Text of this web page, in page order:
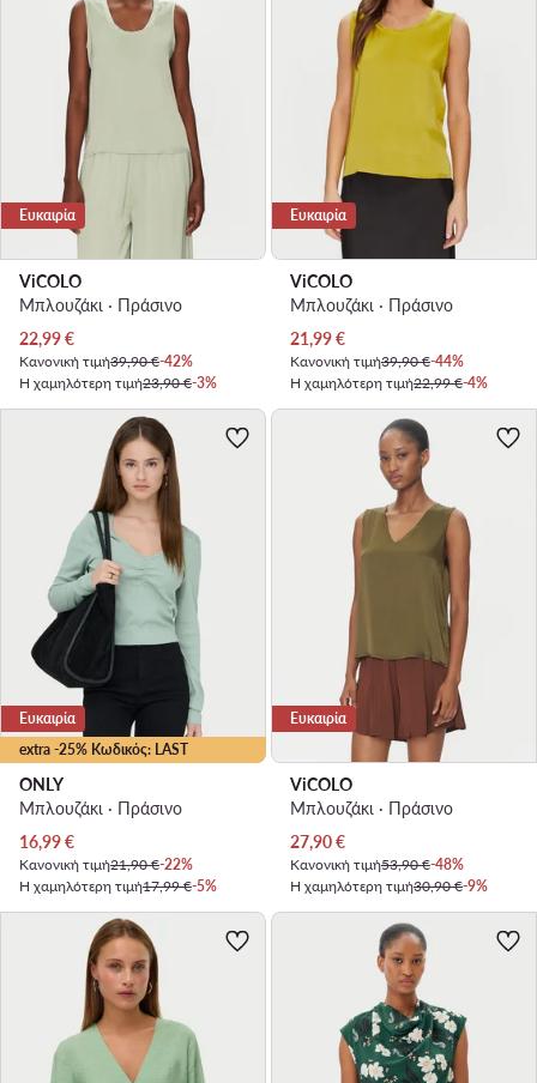
Ευκαιρία
ViCOLO
Μπλουζάκι · Πράσινο
Τρέχουσα τιμή
22,99€
Κανονική τιμή39,90 €-42%
Η χαμηλότερη τιμή23,90 €-3%
Ευκαιρία
ViCOLO
Μπλουζάκι · Πράσινο
Τρέχουσα τιμή
21,99€
Κανονική τιμή39,90 €-44%
Η χαμηλότερη τιμή22,99 €-4%
extra -25% Κωδικός: LAST
Ευκαιρία
ONLY
Μπλουζάκι · Πράσινο
Τρέχουσα τιμή
16,99€
Κανονική τιμή21,90 €-22%
Η χαμηλότερη τιμή17,99 €-5%
Ευκαιρία
ViCOLO
Μπλουζάκι · Πράσινο
Τρέχουσα τιμή
27,90€
Κανονική τιμή53,90 €-48%
Η χαμηλότερη τιμή30,90 €-9%